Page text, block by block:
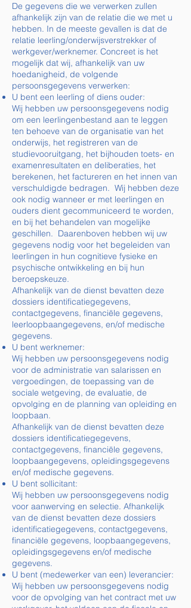
De gegevens die we verwerken zullen
afhankelijk zijn van de relatie die we met u
hebben. In de meeste gevallen is dat de
relatie leerling/onderwijsverstrekker of
werkgever/werknemer. Concreet is het
mogelijk dat wij, afhankelijk van uw
hoedanigheid, de volgende
persoonsgegevens verwerken:
U bent een leerling of diens ouder:
Wij hebben uw persoonsgegevens nodig
om een leerlingenbestand aan te leggen
ten behoeve van de organisatie van het
onderwijs, het registreren van de
studievooruitgang, het bijhouden toets- en
examenresultaten en deliberaties, het
berekenen, het factureren en het innen van
verschuldigde bedragen. Wij hebben deze
ook nodig wanneer er met leerlingen en
ouders dient gecommuniceerd te worden,
en bij het behandelen van mogelijke
geschillen. Daarenboven hebben wij uw
gegevens nodig voor het begeleiden van
leerlingen in hun cognitieve fysieke en
psychische ontwikkeling en bij hun
beroepskeuze.
Afhankelijk van de dienst bevatten deze
dossiers identificatiegegevens,
contactgegevens, financiële gegevens,
leerloopbaangegevens, en/of medische
gegevens.
U bent werknemer:
Wij hebben uw persoonsgegevens nodig
voor de administratie van salarissen en
vergoedingen, de toepassing van de
sociale wetgeving, de evaluatie, de
opvolging en de planning van opleiding en
loopbaan.
Afhankelijk van de dienst bevatten deze
dossiers identificatiegegevens,
contactgegevens, financiële gegevens,
loopbaangegevens, opleidingsgegevens
en/of medische gegevens.
U bent sollicitant:
Wij hebben uw persoonsgegevens nodig
voor aanwerving en selectie. Afhankelijk
van de dienst bevatten deze dossiers
identificatiegegevens, contactgegevens,
financiële gegevens, loopbaangegevens,
opleidingsgegevens en/of medische
gegevens.
U bent (medewerker van een) leverancier:
Wij hebben uw persoonsgegevens nodig
voor de opvolging van het contract met uw